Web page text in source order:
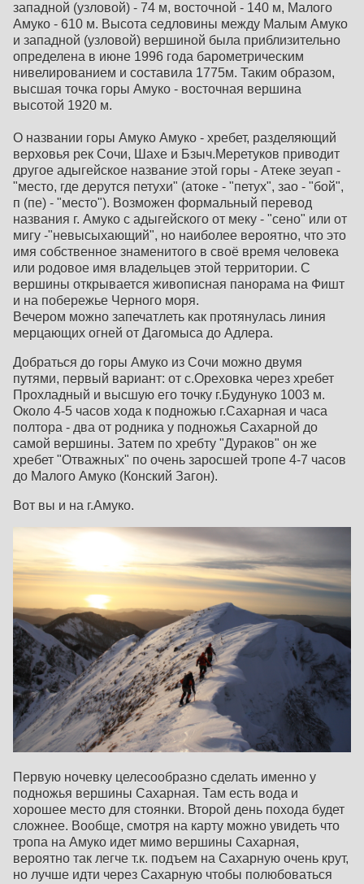
западной (узловой) - 74 м, восточной - 140 м, Малого
Амуко - 610 м. Высота седловины между Малым Амуко
и западной (узловой) вершиной была приблизительно
определена в июне 1996 года барометрическим
нивелированием и составила 1775м. Таким образом,
высшая точка горы Амуко - восточная вершина
высотой 1920 м.
О названии горы Амуко Амуко - хребет, разделяющий
верховья рек Сочи, Шахе и Бзыч.Меретуков приводит
другое адыгейское название этой горы - Атеке зеуап -
"место, где дерутся петухи" (атоке - "петух", зао - "бой",
п (пе) - "место"). Возможен формальный перевод
названия г. Амуко с адыгейского от меку - "сено" или от
мигу -"невысыхающий", но наиболее вероятно, что это
имя собственное знаменитого в своё время человека
или родовое имя владельцев этой территории. С
вершины открывается живописная панорама на Фишт
и на побережье Черного моря.
Вечером можно запечатлеть как протянулась линия
мерцающих огней от Дагомыса до Адлера.
Добраться до горы Амуко из Сочи можно двумя
путями, первый вариант: от с.Ореховка через хребет
Прохладный и высшую его точку г.Будунуко 1003 м.
Около 4-5 часов хода к подножью г.Сахарная и часа
полтора - два от родника у подножья Сахарной до
самой вершины. Затем по хребту "Дураков" он же
хребет "Отважных" по очень заросшей тропе 4-7 часов
до Малого Амуко (Конский Загон).
Вот вы и на г.Амуко.
Первую ночевку целесообразно сделать именно у
подножья вершины Сахарная. Там есть вода и
хорошее место для стоянки. Второй день похода будет
сложнее. Вообще, смотря на карту можно увидеть что
тропа на Амуко идет мимо вершины Сахарная,
вероятно так легче т.к. подъем на Сахарную очень крут,
но лучше идти через Сахарную чтобы полюбоваться